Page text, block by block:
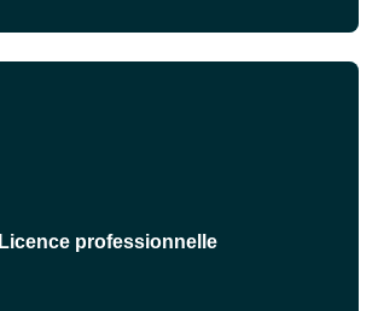
Licence professionnelle